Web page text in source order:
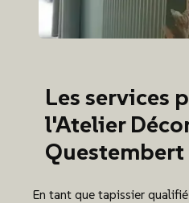
Les services
l'Atelier
Questembert
En tant que tapissier